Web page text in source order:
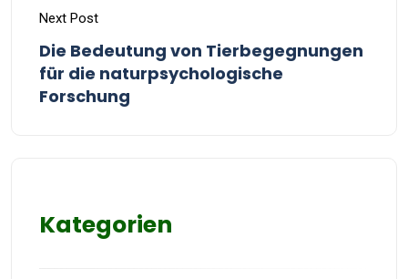
Next Post
Die Bedeutung von Tierbegegnungen
für die naturpsychologische
Forschung
Kategorien